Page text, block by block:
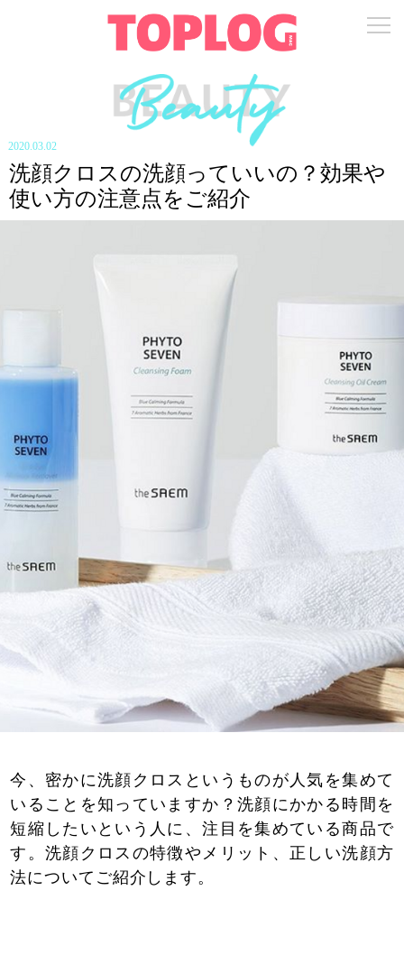
2020.03.02
洗顔クロスの洗顔っていいの？効果や
使い方の注意点をご紹介
今、密かに洗顔クロスというものが人気を集めて
いることを知っていますか？洗顔にかかる時間を
短縮したいという人に、注目を集めている商品で
す。洗顔クロスの特徴やメリット、正しい洗顔方
法についてご紹介します。